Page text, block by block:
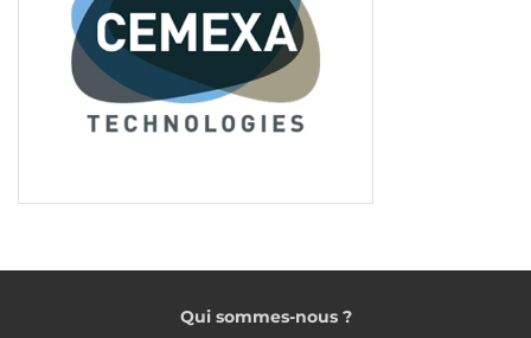
Qui sommes-nous ?